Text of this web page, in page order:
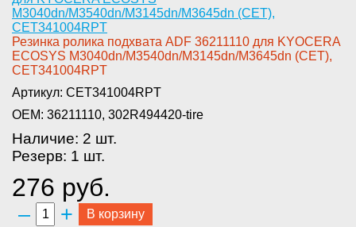
Резинка ролика по­дхвата ADF 36211110 для KYOCER­A
ECOSYS M3040dn/M3540dn/M3145­dn/M3645dn (CET),
CET341004RPT­
Артикул: CET341004RPT
OEM: 36211110, 302R494420-tire
Наличие: 2 шт.
Резерв: 1 шт.
276 руб.
– + В корзину